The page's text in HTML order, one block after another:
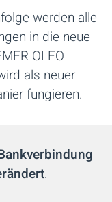
werden alle
in die neue
OLEO
als neuer
fungieren.
.